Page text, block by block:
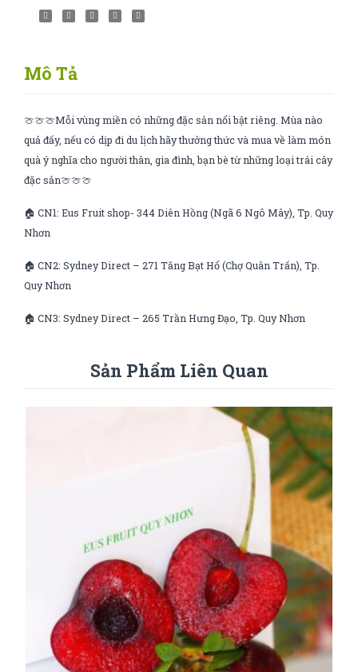
Mô Tả
🍈🍈🍈Mỗi vùng miền có những đặc sản nổi bật riêng. Mùa nào
quả đấy, nếu có dịp đi du lịch hãy thưởng thức và mua về làm món
quà ý nghĩa cho người thân, gia đình, bạn bè từ những loại trái cây
đặc sản🍈🍈🍈
🏠 CN1: Eus Fruit shop- 344 Diên Hồng (Ngã 6 Ngô Mây), Tp. Quy
Nhơn
🏠 CN2: Sydney Direct – 271 Tăng Bạt Hổ (Chợ Quân Trấn), Tp.
Quy Nhơn
🏠 CN3: Sydney Direct – 265 Trần Hưng Đạo, Tp. Quy Nhơn
Sản Phẩm Liên Quan